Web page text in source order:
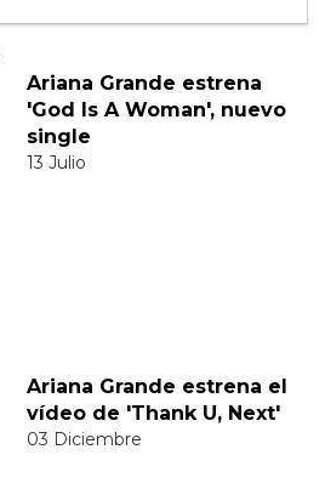
Ariana Grande estrena
'God Is A Woman', nuevo
single
13 Julio
Ariana Grande estrena el
vídeo de 'Thank U, Next'
03 Diciembre